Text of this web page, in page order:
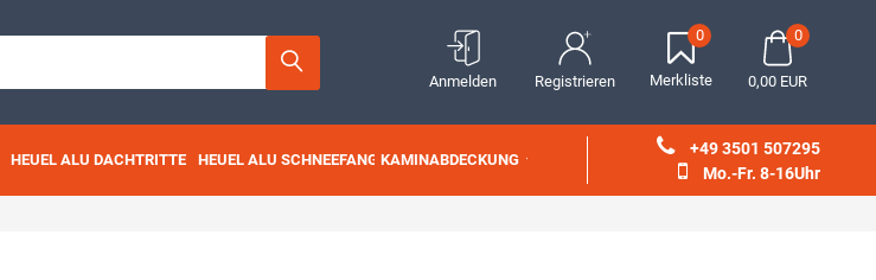
Anmelden Registrieren
0
Merkliste
0
0,00 EUR
HEUEL ALU DACHTRITTE HEUEL ALU SCHNEEFANG KAMINABDECKUNG
+49 3501 507295
Mo.-Fr. 8-16Uhr